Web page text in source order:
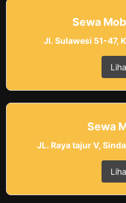
Sewa
Jl. Sulawesi 51-47,
Sewa
JL. Raya tajur V,